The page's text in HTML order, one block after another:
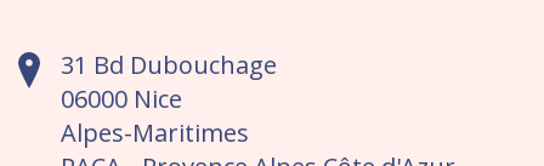
31 Bd Dubouchage
06000 Nice
Alpes-Maritimes